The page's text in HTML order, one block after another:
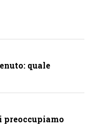
quale
preoccupiamo